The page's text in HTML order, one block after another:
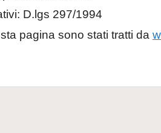
D.lgs 297/1994
pagina sono stati tratti da